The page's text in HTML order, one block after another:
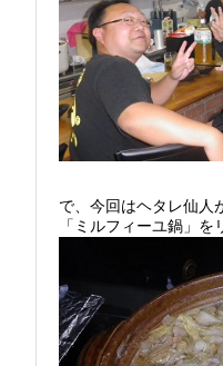
で、今回はヘタレ仙人
「ミルフィーユ鍋」